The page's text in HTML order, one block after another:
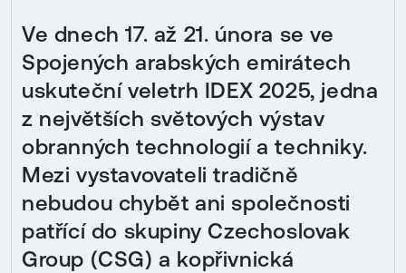
Ve dnech 17. až 21. února se ve
Spojených arabských emirátech
uskuteční veletrh IDEX 2025, jedna
z největších světových výstav
obranných technologií a techniky.
Mezi vystavovateli tradičně
nebudou chybět ani společnosti
patřící do skupiny Czechoslovak
Group (CSG) a kopřivnická